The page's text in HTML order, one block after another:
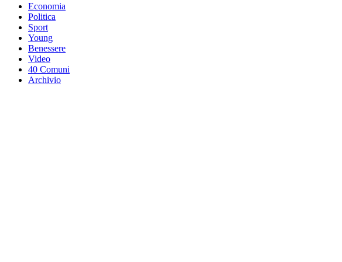
Economia
Politica
Sport
Young
Benessere
Video
40 Comuni
Archivio